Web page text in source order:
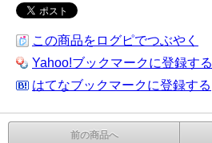
この商品をログピでつぶやく
Yahoo!ブックマークに登録する
はてなブックマークに登録する
前の商品へ